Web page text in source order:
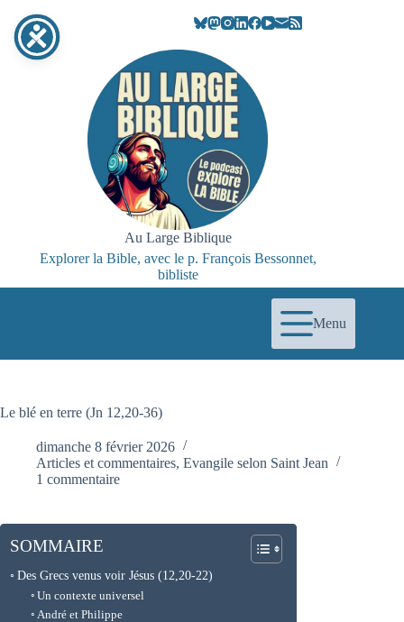
contenu
Au Large Biblique
Explorer la Bible, avec le p. François Bessonnet,
bibliste
Menu
Le blé en terre (Jn 12,20-36)
dimanche 8 février 2026
Articles et commentaires, Evangile selon Saint Jean
1 commentaire
SOMMAIRE
Des Grecs venus voir Jésus (12,20-22)
Un contexte universel
André et Philippe